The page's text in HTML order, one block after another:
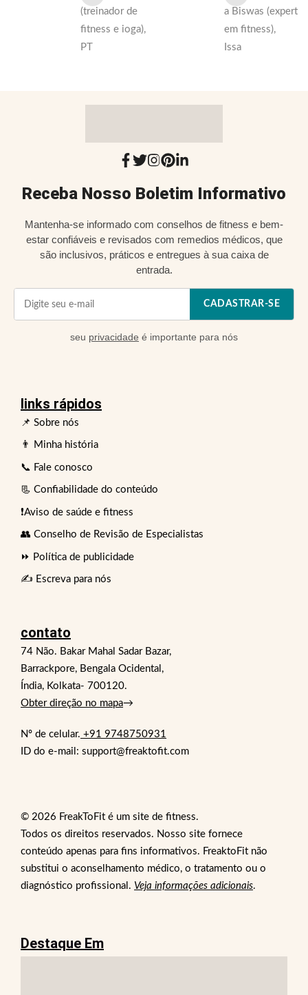
(treinador de
fitness e ioga),
PT
a Biswas (expert
em fitness),
Issa
Receba Nosso Boletim Informativo
Mantenha-se informado com conselhos de fitness e bem-
estar confiáveis e revisados com remedios médicos, que
são inclusivos, práticos e entregues à sua caixa de
entrada.
CADASTRAR-SE
seu privacidade é importante para nós
links rápidos
📌 Sobre nós
👨 Minha história
📞 Fale conosco
📃 Confiabilidade do conteúdo
❗Aviso de saúde e fitness
👥 Conselho de Revisão de Especialistas
⏩ Política de publicidade
✍️ Escreva para nós
contato
74 Não. Bakar Mahal Sadar Bazar,
Barrackpore, Bengala Ocidental,
Índia, Kolkata- 700120.
Obter direção no mapa→
Nº de celular. +91 9748750931
ID do e-mail: support@freaktofit.com
© 2026 FreakToFit é um site de fitness.
Todos os direitos reservados. Nosso site fornece
conteúdo apenas para fins informativos. FreaktoFit não
substitui o aconselhamento médico, o tratamento ou o
diagnóstico profissional. Veja informações adicionais.
Destaque Em